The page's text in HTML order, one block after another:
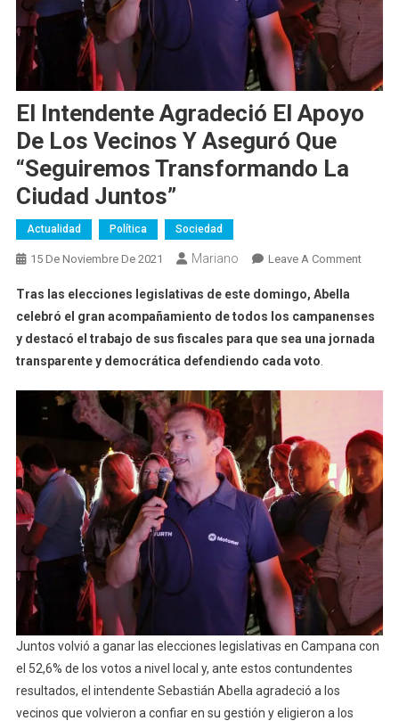
El Intendente Agradeció El Apoyo
De Los Vecinos Y Aseguró Que
“seguiremos Transformando La
Ciudad Juntos”
Actualidad Política Sociedad
15 De Noviembre De 2021 Mariano Leave A CommentOn
El
Y
Que
La
Tras las elecciones legislativas de este domingo, Abella
celebró el gran acompañamiento de todos los campanenses
y destacó el trabajo de sus fiscales para que sea una jornada
transparente y democrática defendiendo cada voto
Juntos volvió a ganar las elecciones legislativas en Campana con
el 52,6% de los votos a nivel local y, ante estos contundentes
resultados, el intendente Sebastián Abella agradeció a los
vecinos que volvieron a confiar en su gestión y eligieron a los